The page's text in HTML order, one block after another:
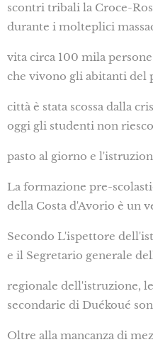
scontri tribali la Croce-
durante i molteplici
vita circa 100 mila
che vivono gli abitanti del
città è stata scossa dalla
oggi gli studenti non
pasto al giorno e
La formazione pre-
della Costa d'Avorio è un
Secondo L'ispettore
e il Segretario generale
regionale dell'istruzione,
secondarie di Duékoué
Oltre alla mancanza di